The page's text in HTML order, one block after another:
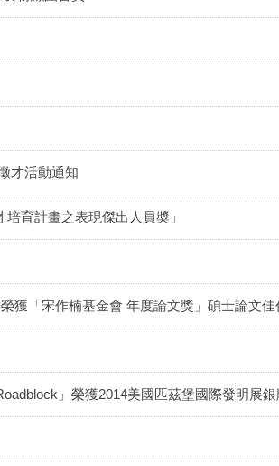
才活動通知
育計畫之表現傑出人員奬」
獲「宋作楠基金會 年度論文獎」碩士論文佳
」榮獲2014美國匹茲堡國際發明展銀